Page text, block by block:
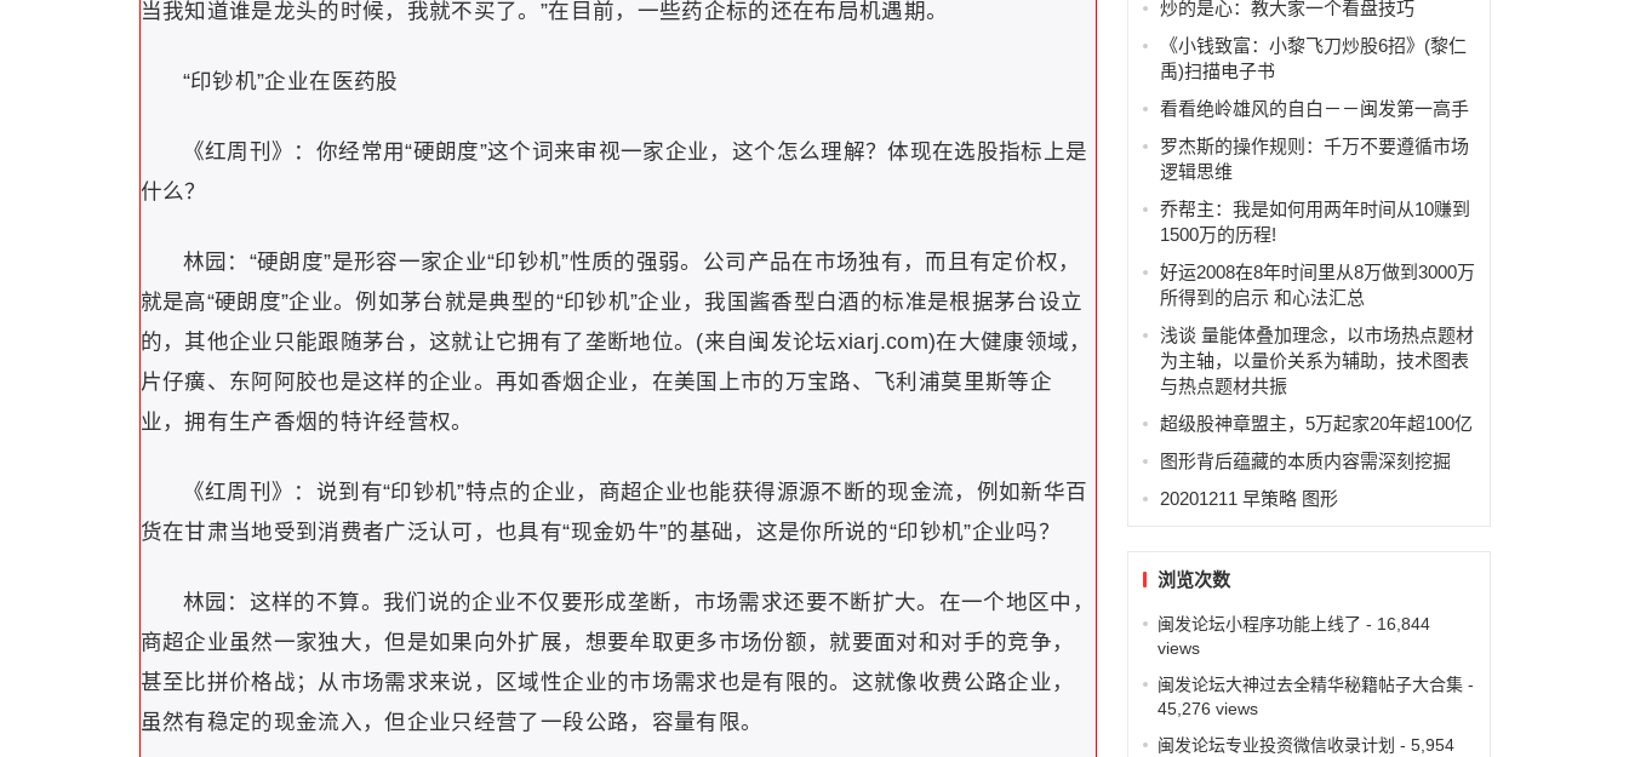
当我知道谁是龙头的时候，我就不买了。”在目前，一些药企标的还在布局机遇期。
“印钞机”企业在医药股
《红周刊》：你经常用“硬朗度”这个词来审视一家企业，这个怎么理解？体现在选股指标上是
什么？
林园：“硬朗度”是形容一家企业“印钞机”性质的强弱。公司产品在市场独有，而且有定价权，
就是高“硬朗度”企业。例如茅台就是典型的“印钞机”企业，我国酱香型白酒的标准是根据茅台设立
的，其他企业只能跟随茅台，这就让它拥有了垄断地位。(来自闽发论坛xiarj.com)在大健康领域，
片仔癀、东阿阿胶也是这样的企业。再如香烟企业，在美国上市的万宝路、飞利浦莫里斯等企
业，拥有生产香烟的特许经营权。
《红周刊》：说到有“印钞机”特点的企业，商超企业也能获得源源不断的现金流，例如新华百
货在甘肃当地受到消费者广泛认可，也具有“现金奶牛”的基础，这是你所说的“印钞机”企业吗？
林园：这样的不算。我们说的企业不仅要形成垄断，市场需求还要不断扩大。在一个地区中，
商超企业虽然一家独大，但是如果向外扩展，想要牟取更多市场份额，就要面对和对手的竞争，
甚至比拼价格战；从市场需求来说，区域性企业的市场需求也是有限的。这就像收费公路企业，
虽然有稳定的现金流入，但企业只经营了一段公路，容量有限。
炒的是心：教大家一个看盘技巧
《小钱致富：小黎飞刀炒股6招》(黎仁
禹)扫描电子书
看看绝岭雄风的自白－－闽发第一高手
罗杰斯的操作规则：千万不要遵循市场
逻辑思维
乔帮主：我是如何用两年时间从10赚到
1500万的历程!
好运2008在8年时间里从8万做到3000万
所得到的启示 和心法汇总
浅谈 量能体叠加理念，以市场热点题材
为主轴，以量价关系为辅助，技术图表
与热点题材共振
超级股神章盟主，5万起家20年超100亿
图形背后蕴藏的本质内容需深刻挖掘
20201211 早策略 图形
浏览次数
闽发论坛小程序功能上线了 - 16,844
views
闽发论坛大神过去全精华秘籍帖子大合集-
45,276 views
闽发论坛专业投资微信收录计划 - 5,954